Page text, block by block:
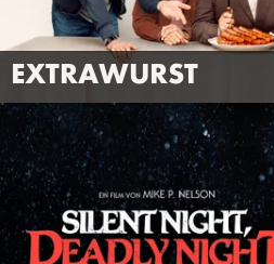
EXTRAWURST
MEHR INFOS
SILENT NIGHT,